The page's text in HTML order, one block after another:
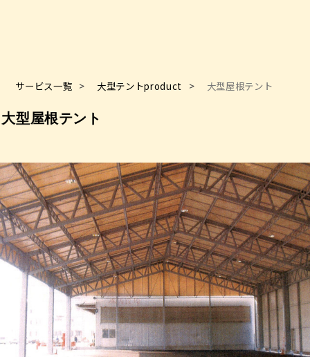
サービス一覧 大型テントproduct 大型屋根テント
大型屋根テント